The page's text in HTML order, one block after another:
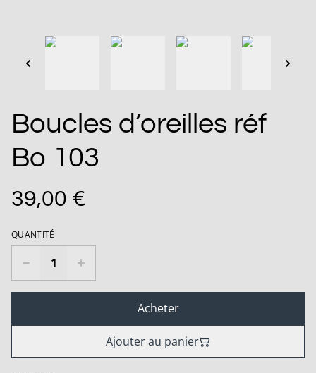
Boucles d’oreilles réf
Bo 103
39,00 €
QUANTITÉ
Acheter
Ajouter au panier